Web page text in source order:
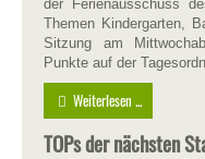
der Ferienausschuss
Themen Kindergarten,
Sitzung am
Punkte auf der
Weiterlesen ...
TOPs der nächsten